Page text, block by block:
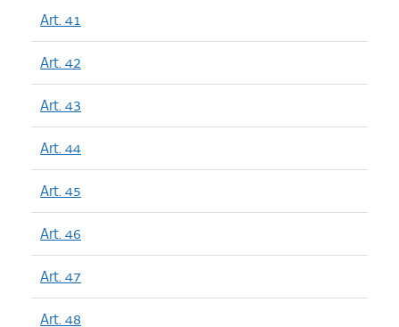
Art. 41
Art. 42
Art. 43
Art. 44
Art. 45
Art. 46
Art. 47
Art. 48